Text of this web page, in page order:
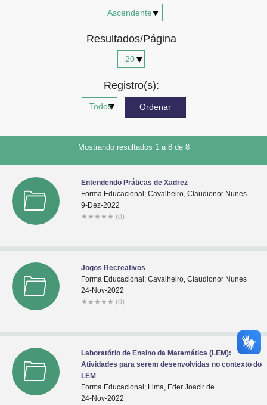
Resultados/Página
Registro(s):
Mostrando resultados 1 a 8 de 8
Entendendo Práticas de Xadrez
Forma Educacional; Cavalheiro, Claudionor Nunes
9-Dez-2022
★ ★ ★ ★ ★ (0)
Jogos Recreativos
Forma Educacional; Cavalheiro, Claudionor Nunes
24-Nov-2022
★ ★ ★ ★ ★ (0)
Laboratório de Ensino da Matemática (LEM):
Atividades para serem desenvolvidas no contexto do
LEM
Forma Educacional; Lima, Eder Joacir de
24-Nov-2022